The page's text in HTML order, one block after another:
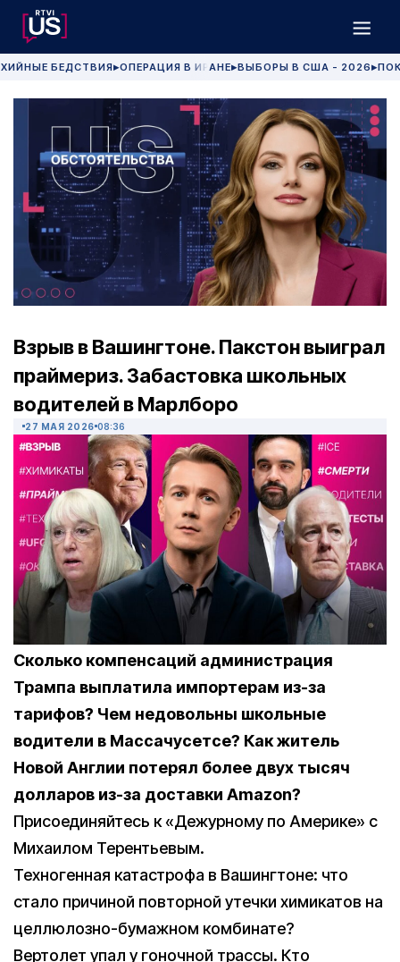
БЕДСТВИЯ▶ОПЕРАЦИЯ В ИРАНЕ▶ВЫБОРЫ В США - 2026 ▶
Взрыв в Вашингтоне. Пакстон выиграл
праймериз. Забастовка школьных
водителей в Марлборо
27 МАЯ 2026 08:36
Сколько компенсаций администрация
Трампа выплатила импортерам из-за
тарифов? Чем недовольны школьные
водители в Массачусетсе? Как житель
Новой Англии потерял более двух тысяч
долларов из-за доставки Amazon?
Присоединяйтесь к «Дежурному по Америке» с
Михаилом Терентьевым.
Техногенная катастрофа в Вашингтоне: что
стало причиной повторной утечки химикатов на
целлюлозно-бумажном комбинате?
Вертолет упал у гоночной трассы. Кто